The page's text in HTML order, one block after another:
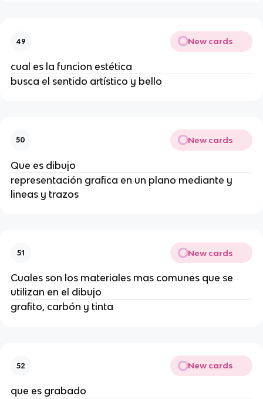
49 New cards
cual es la funcion estética
busca el sentido artístico y bello
50 New cards
Que es dibujo
representación grafica en un plano mediante y
lineas y trazos
51 New cards
Cuales son los materiales mas comunes que se
utilizan en el dibujo
grafito, carbón y tinta
52 New cards
que es grabado